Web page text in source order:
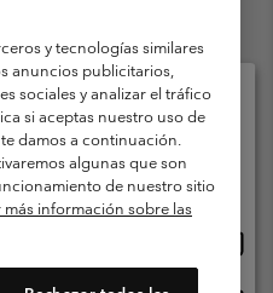
Garantía
miembros
Por Los Usuarios
y de 14:00 a 18:00
y tecnologías similares
anuncios publicitarios,
sociales y analizar el tráfico
si aceptas nuestro uso de
damos a continuación.
algunas que son
de nuestro sitio
información sobre las
e idioma envío
línea disponibles
línea